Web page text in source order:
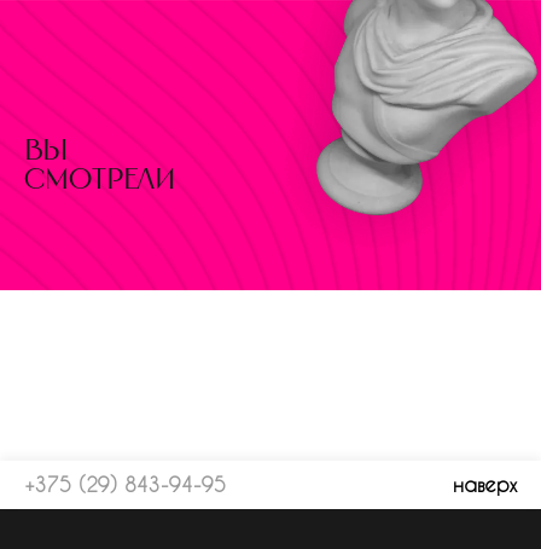
вы
смотрели
+375 (29) 843-94-95 наверх